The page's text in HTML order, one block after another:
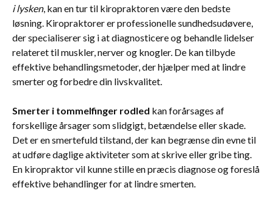
i lysken, kan en tur til kiropraktoren være den bedste
løsning. Kiropraktorer er professionelle sundhedsudøvere,
der specialiserer sig i at diagnosticere og behandle lidelser
relateret til muskler, nerver og knogler. De kan tilbyde
effektive behandlingsmetoder, der hjælper med at lindre
smerter og forbedre din livskvalitet.
Smerter i tommelfinger rodled kan forårsages af
forskellige årsager som slidgigt, betændelse eller skade.
Det er en smertefuld tilstand, der kan begrænse din evne til
at udføre daglige aktiviteter som at skrive eller gribe ting.
En kiropraktor vil kunne stille en præcis diagnose og foreslå
effektive behandlinger for at lindre smerten.